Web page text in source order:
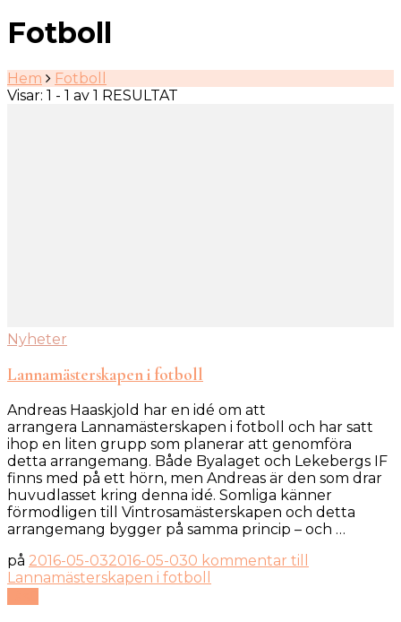
Fotboll
Hem
Fotboll
Visar: 1 - 1 av 1 RESULTAT
Nyheter
Lannamästerskapen i fotboll
Andreas Haaskjold har en idé om att
arrangera Lannamästerskapen i fotboll och har satt
ihop en liten grupp som planerar att genomföra
detta arrangemang. Både Byalaget och Lekebergs IF
finns med på ett hörn, men Andreas är den som drar
huvudlasset kring denna idé. Somliga känner
förmodligen till Vintrosamästerskapen och detta
arrangemang bygger på samma princip – och …
på 2016-05-032016-05-030 kommentar till
Lannamästerskapen i fotboll